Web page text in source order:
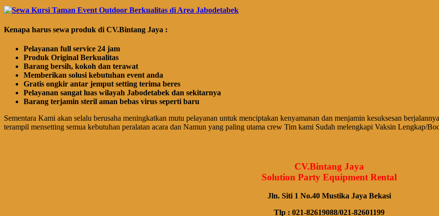
Kenapa harus sewa produk di CV.Bintang Jaya :
Pelayanan full service 24 jam
Produk Original Berkualitas
Barang bersih, kokoh dan terawat
Memberikan solusi kebutuhan event anda
Gratis ongkir antar jemput setting terima beres
Pelayanan sangat luas wilayah Jabodetabek dan sekitarnya
Barang terjamin steril aman bebas virus seperti baru
Sementara Kami akan selalu berusaha meningkatkan mutu pelayanan untuk menciptakan kenyamanan dan menjamin kesuksesan
terampil mensetting semua kebutuhan peralatan acara dan Namun yang paling utama crew Tim kami Sudah melengkapi Vaksin Lengkap/
CV.Bintang Jaya
Solution Party Equipment Rental
Jln. Siti 1 No.40 Mustika Jaya Bekasi
Tlp : 021-82619088/021-82601199